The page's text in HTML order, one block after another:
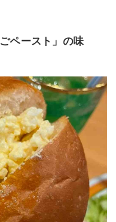
ペースト」の味